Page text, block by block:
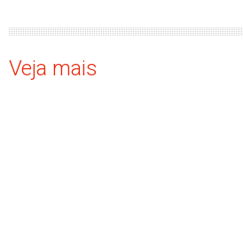
Veja mais